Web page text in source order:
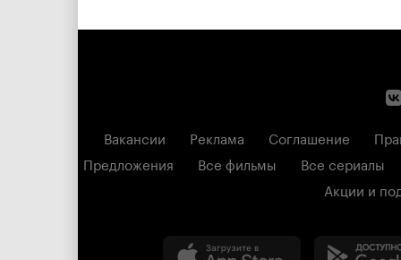
Вакансии Реклама Соглашение
Предложения
Все фильмы
Все сериалы
Акции и